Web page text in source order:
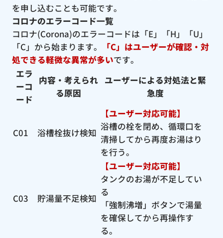
を申し込むことも可能です。
コロナのエラーコード一覧
コロナ(Corona)のエラーコードは「E」「H」「U」
「C」から始まります。
「C」はユーザーが確認・対
処できる軽微な異常が多いです。
エラ
ーコ
ード
内容・考えられ
る原因
ユーザーによる対処法と緊
急度
C01 浴槽栓抜け検知
【ユーザー対応可能】
浴槽の栓を閉め、循環口を
清掃してから再度お湯はり
を行う。
C03 貯湯量不足検知
【ユーザー対応可能】
タンクのお湯が不足してい
る
「強制沸増」ボタンで湯量
を確保してから再操作す
る。